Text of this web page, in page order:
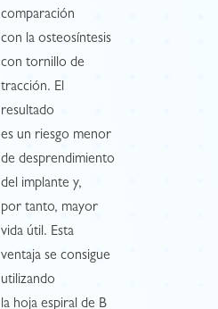
comparación
con la osteosíntesis
con tornillo de
tracción. El
resultado
es un riesgo menor
de desprendimiento
del implante y,
por tanto, mayor
vida útil. Esta
ventaja se consigue
utilizando
la hoja espiral de B